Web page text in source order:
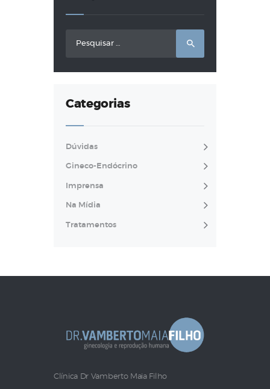
Categorias
Dúvidas
Gineco-Endócrino
Imprensa
Na Mídia
Tratamentos
Clínica Dr Vamberto Maia Filho